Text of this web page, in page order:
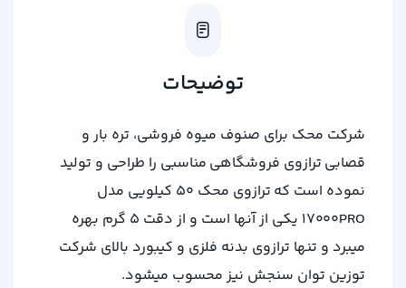
توضیحات
شرکت محک برای صنوف میوه فروشی، تره بار و
قصابی ترازوی فروشگاهی مناسبی را طراحی و تولید
نموده است که ترازوی محک 50 کیلویی مدل
17000PRO یکی از آنها است و از دقت 5 گرم بهره
میبرد و تنها ترازوی بدنه فلزی و کیبورد بالای شرکت
توزین توان سنجش نیز محسوب میشود.